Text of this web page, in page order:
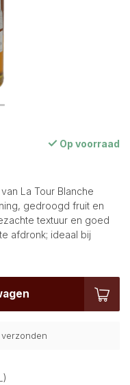
Op voorraad
La Tour Blanche
gedroogd fruit en
textuur en goed
afdronk; ideaal bij